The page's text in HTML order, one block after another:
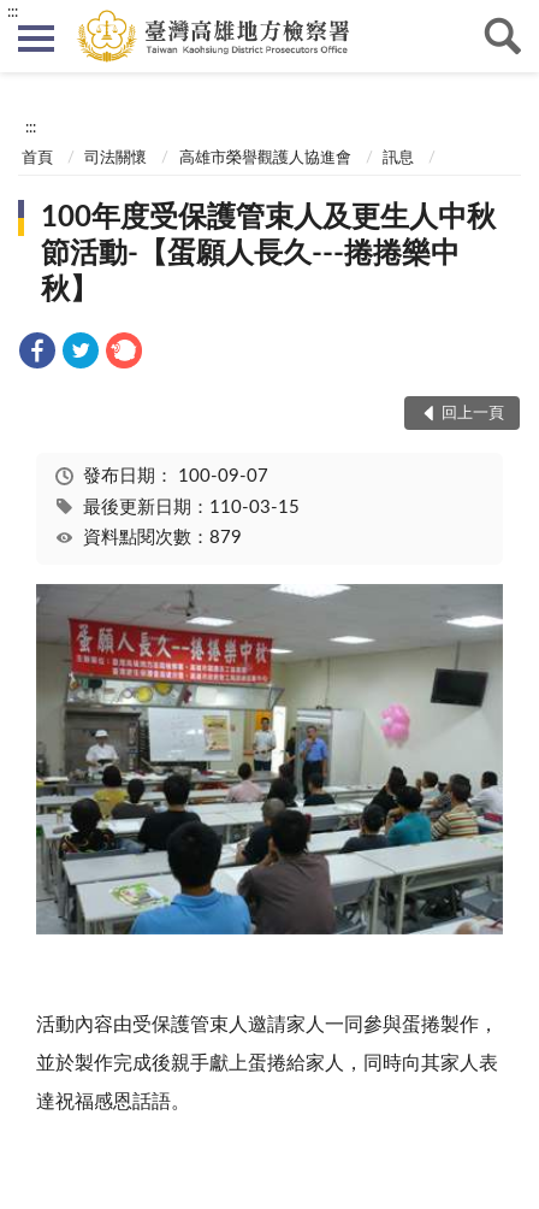
:::
:::
首頁 司法關懷 高雄市榮譽觀護人協進會 訊息
100年度受保護管束人及更生人中秋
節活動-【蛋願人長久---捲捲樂中
秋】
回上一頁
發布日期： 100-09-07
最後更新日期：110-03-15
資料點閱次數：879
活動內容由受保護管束人邀請家人一同參與蛋捲製作，
並於製作完成後親手獻上蛋捲給家人，同時向其家人表
達祝福感恩話語。